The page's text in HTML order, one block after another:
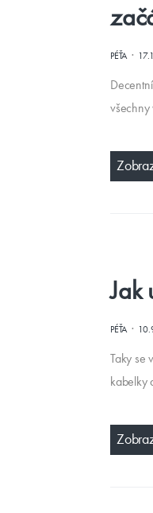
PÉŤA·
Jak
PÉŤA·
Taky se
kabelky